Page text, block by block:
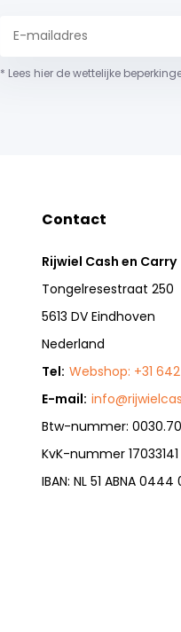
* Lees hier de wettelijke
Contact
Rijwiel Cash en Carry
Tongelresestraat 250
5613 DV Eindhoven
Nederland
Tel: Webshop: +31
E-mail:
Btw-nummer:
KvK-nummer 17033141
IBAN: NL 51 ABNA